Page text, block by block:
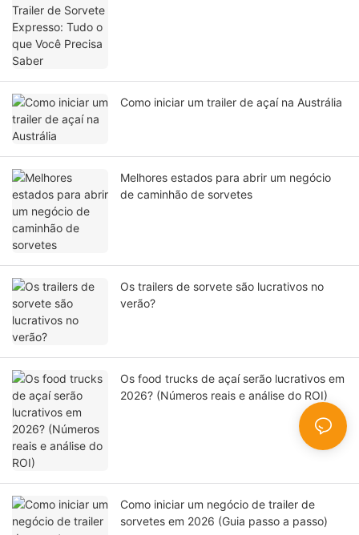
Como iniciar um trailer de açaí na Austrália
Melhores estados para abrir um negócio
de caminhão de sorvetes
Os trailers de sorvete são lucrativos no
verão?
Os food trucks de açaí serão lucrativos em
2026? (Números reais e análise do ROI)
Como iniciar um negócio de trailer de
sorvetes em 2026 (Guia passo a passo)